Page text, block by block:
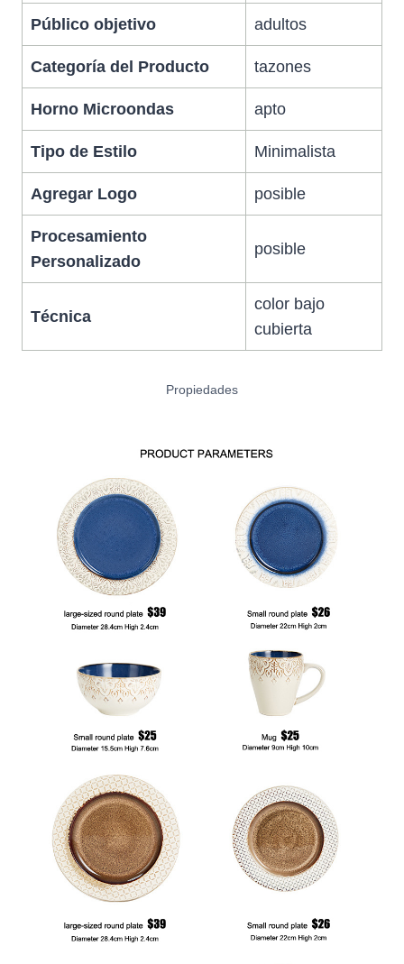
Público objetivo adultos
Categoría del Producto tazones
Horno Microondas apto
Tipo de Estilo Minimalista
Agregar Logo posible
Procesamiento
Personalizado
posible
Técnica
color bajo
cubierta
Propiedades